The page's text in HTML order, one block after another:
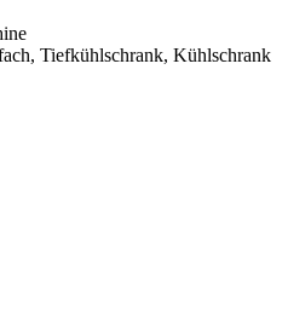
Tiefkühlschrank, Kühlschrank